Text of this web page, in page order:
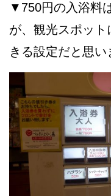
▼750円の入浴料
が、観光スポッ
きる設定だと思い